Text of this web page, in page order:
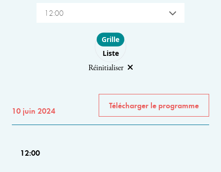
12:00
Choose layout
Grille
Liste
Réinitialiser
10 juin 2024
Télécharger le programme
12:00